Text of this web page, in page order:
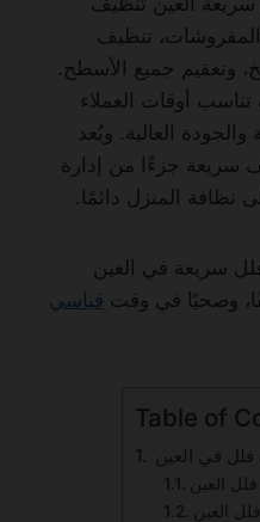
تنظيف
وتعقيم جميع الأسطح.
أوقات العملاء
والجودة العالية. ويُعد
سريعة جزءًا من إدارة
نظافة المنزل دائمًا.
سريعة في العين
وصحيًا في وقت قياسي
Table of
في العين
العين
العين